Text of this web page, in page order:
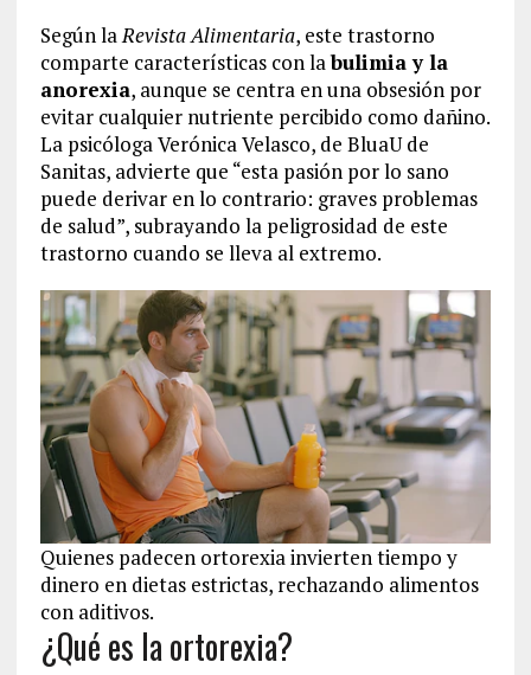
Según laRevista Alimentaria, este trastorno
comparte características con labulimia y la
anorexia, aunque se centra en una obsesión por
evitar cualquier nutriente percibido como dañino.
La psicóloga Verónica Velasco, de BluaU de
Sanitas, advierte que “esta pasión por lo sano
puede derivar en lo contrario: graves problemas
de salud”, subrayando la peligrosidad de este
trastorno cuando se lleva al extremo.
Quienes padecen ortorexia invierten tiempo y
dinero en dietas estrictas, rechazando alimentos
con aditivos.
¿Qué es la ortorexia?